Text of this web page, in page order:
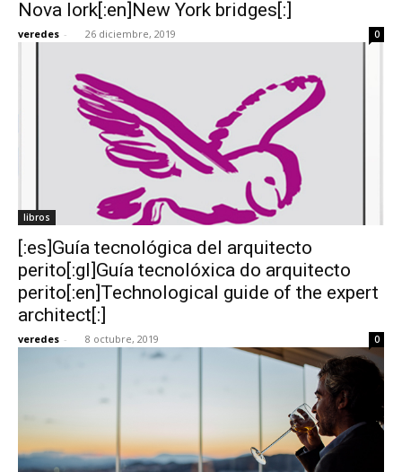
Nova Iork[:en]New York bridges[:]
veredes - 26 diciembre, 2019 0
libros
[:es]Guía tecnológica del arquitecto
perito[:gl]Guía tecnolóxica do arquitecto
perito[:en]Technological guide of the expert
architect[:]
veredes - 8 octubre, 2019 0